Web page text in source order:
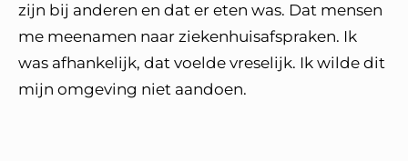
zijn bij anderen en dat er eten was. Dat mensen
me meenamen naar ziekenhuisafspraken. Ik
was afhankelijk, dat voelde vreselijk. Ik wilde dit
mijn omgeving niet aandoen.